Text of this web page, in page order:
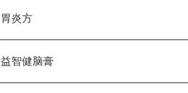
胃炎方
益智健脑膏